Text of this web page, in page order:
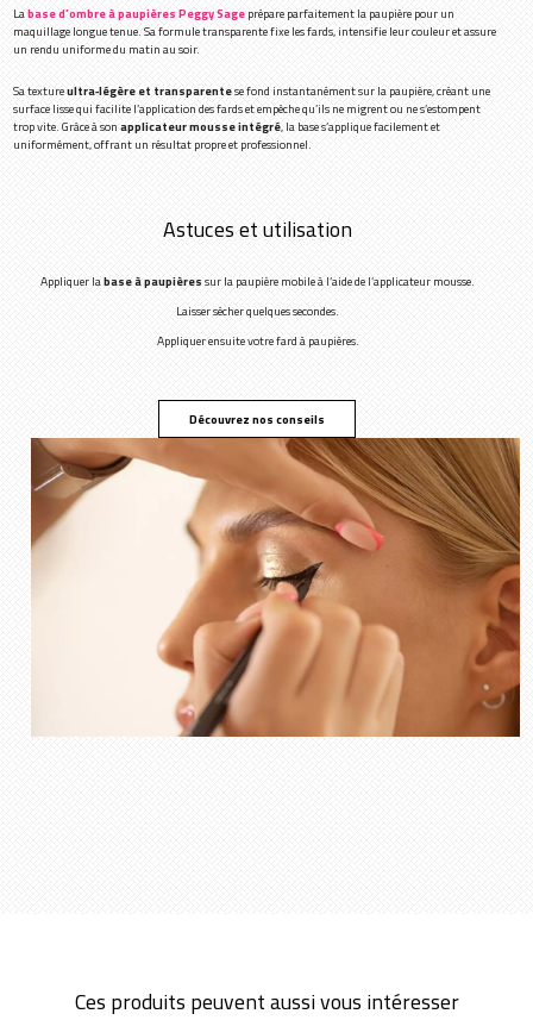
Labase d’ombre à paupières Peggy Sageprépare parfaitement la paupière pour un
maquillage longue tenue. Sa formule transparente fixe les fards, intensifie leur couleur et assure
un rendu uniforme du matin au soir.
Sa textureultra‑légère et transparentese fond instantanément sur la paupière, créant une
surface lisse qui facilite l’application des fards et empêche qu’ils ne migrent ou ne s’estompent
trop vite. Grâce à sonapplicateur mousse intégré, la base s’applique facilement et
uniformément, offrant un résultat propre et professionnel.
Astuces et utilisation
Appliquer labase à paupièressur la paupière mobile à l’aide de l’applicateur mousse.
Laisser sécher quelques secondes.
Appliquer ensuite votre fard à paupières.
Découvrez nos conseils
Ces produits peuvent aussi vous intéresser